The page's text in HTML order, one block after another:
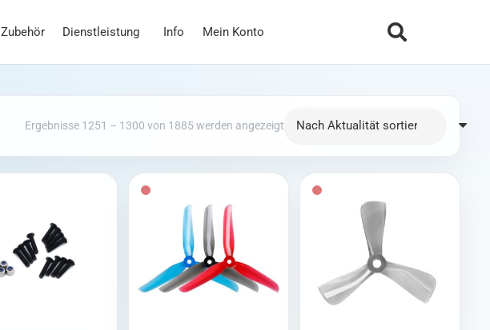
Zubehör Dienstleistung Info Mein Konto
Ergebnisse 1251 – 1300 von 1885 werden angezeigtNach Aktualität sortiert